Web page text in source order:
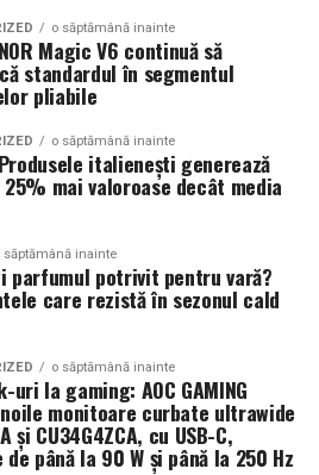
o săptămână inainte
Magic V6 continuă să
standardul în segmentul
pliabile
o săptămână inainte
italienești generează
mai valoroase decât media
săptămână inainte
parfumul potrivit pentru vară?
care rezistă în sezonul cald
o săptămână inainte
uri la gaming: AOC GAMING
monitoare curbate ultrawide
și CU34G4ZCA, cu USB-C,
până la 90 W și până la 250 Hz